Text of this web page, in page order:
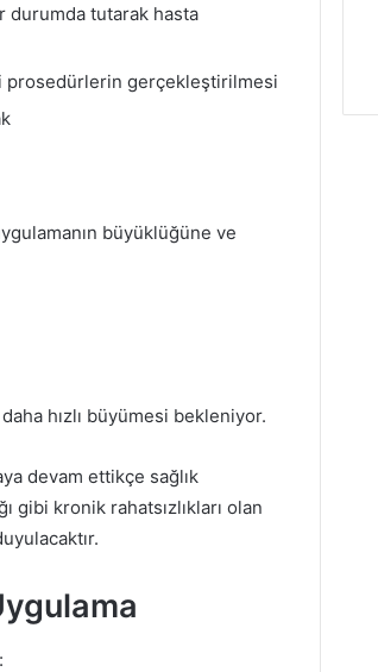
durumda tutarak hasta
prosedürlerin gerçekleştirilmesi
büyüklüğüne ve
hızlı büyümesi bekleniyor.
devam ettikçe sağlık
gibi kronik rahatsızlıkları olan